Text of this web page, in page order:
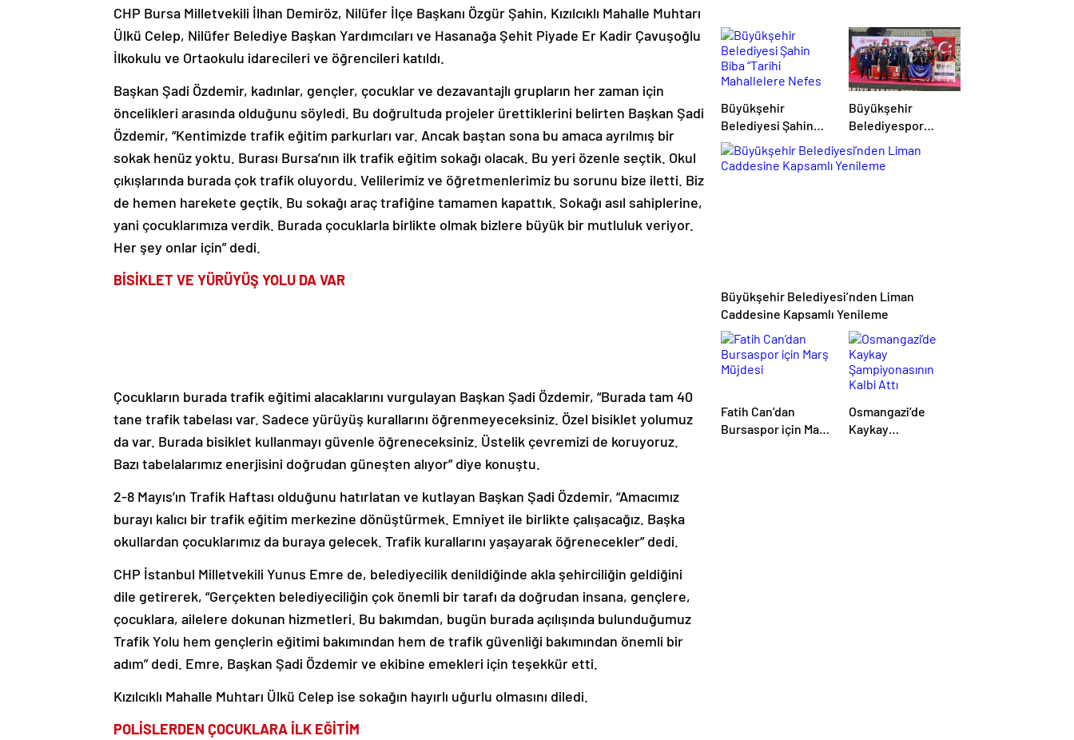
CHP Bursa Milletvekili İlhan Demiröz, Nilüfer İlçe Başkanı Özgür Şahin, Kızılcıklı Mahalle Muhtarı
Ülkü Celep, Nilüfer Belediye Başkan Yardımcıları ve Hasanağa Şehit Piyade Er Kadir Çavuşoğlu
İlkokulu ve Ortaokulu idarecileri ve öğrencileri katıldı.
Başkan Şadi Özdemir, kadınlar, gençler, çocuklar ve dezavantajlı grupların her zaman için
öncelikleri arasında olduğunu söyledi. Bu doğrultuda projeler ürettiklerini belirten Başkan Şadi
Özdemir, “Kentimizde trafik eğitim parkurları var. Ancak baştan sona bu amaca ayrılmış bir
sokak henüz yoktu. Burası Bursa’nın ilk trafik eğitim sokağı olacak. Bu yeri özenle seçtik. Okul
çıkışlarında burada çok trafik oluyordu. Velilerimiz ve öğretmenlerimiz bu sorunu bize iletti. Biz
de hemen harekete geçtik. Bu sokağı araç trafiğine tamamen kapattık. Sokağı asıl sahiplerine,
yani çocuklarımıza verdik. Burada çocuklarla birlikte olmak bizlere büyük bir mutluluk veriyor.
Her şey onlar için” dedi.
BİSİKLET VE YÜRÜYÜŞ YOLU DA VAR
Çocukların burada trafik eğitimi alacaklarını vurgulayan Başkan Şadi Özdemir, “Burada tam 40
tane trafik tabelası var. Sadece yürüyüş kurallarını öğrenmeyeceksiniz. Özel bisiklet yolumuz
da var. Burada bisiklet kullanmayı güvenle öğreneceksiniz. Üstelik çevremizi de koruyoruz.
Bazı tabelalarımız enerjisini doğrudan güneşten alıyor” diye konuştu.
2-8 Mayıs’ın Trafik Haftası olduğunu hatırlatan ve kutlayan Başkan Şadi Özdemir, “Amacımız
burayı kalıcı bir trafik eğitim merkezine dönüştürmek. Emniyet ile birlikte çalışacağız. Başka
okullardan çocuklarımız da buraya gelecek. Trafik kurallarını yaşayarak öğrenecekler” dedi.
CHP İstanbul Milletvekili Yunus Emre de, belediyecilik denildiğinde akla şehirciliğin geldiğini
dile getirerek, “Gerçekten belediyeciliğin çok önemli bir tarafı da doğrudan insana, gençlere,
çocuklara, ailelere dokunan hizmetleri. Bu bakımdan, bugün burada açılışında bulunduğumuz
Trafik Yolu hem gençlerin eğitimi bakımından hem de trafik güvenliği bakımından önemli bir
adım” dedi. Emre, Başkan Şadi Özdemir ve ekibine emekleri için teşekkür etti.
Kızılcıklı Mahalle Muhtarı Ülkü Celep ise sokağın hayırlı uğurlu olmasını diledi.
POLİSLERDEN ÇOCUKLARA İLK EĞİTİM
Büyükşehir
Belediyesi Şahin
Biba “Tarihi
Mahallelere Nefes
Büyükşehir
Belediyespor
Sporcuları
Madalyaları
Büyükşehir Belediyesi’nden Liman
Caddesine Kapsamlı Yenileme
Fatih Can’dan
Bursaspor için Marş
Osmangazi’de
Kaykay